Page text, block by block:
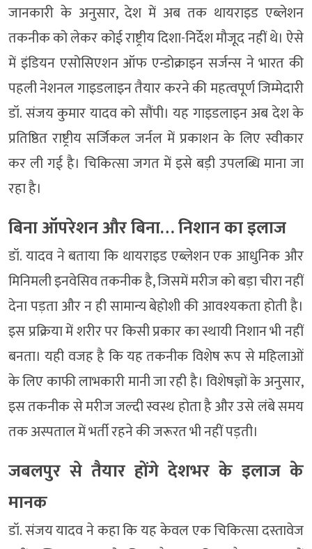
जानकारी के अनुसार, देश में अब तक थायराइड एब्लेशन
तकनीक को लेकर कोई राष्ट्रीय दिशा-निर्देश मौजूद नहीं थे। ऐसे
में इंडियन एसोसिएशन ऑफ एन्डोक्राइन सर्जन्स ने भारत की
पहली नेशनल गाइडलाइन तैयार करने की महत्वपूर्ण जिम्मेदारी
डॉ. संजय कुमार यादव को सौंपी। यह गाइडलाइन अब देश के
प्रतिष्ठित राष्ट्रीय सर्जिकल जर्नल में प्रकाशन के लिए स्वीकार
कर ली गई है। चिकित्सा जगत में इसे बड़ी उपलब्धि माना जा
रहा है।
बिना ऑपरेशन और बिना… निशान का इलाज
डॉ. यादव ने बताया कि थायराइड एब्लेशन एक आधुनिक और
मिनिमली इनवेसिव तकनीक है, जिसमें मरीज को बड़ा चीरा नहीं
देना पड़ता और न ही सामान्य बेहोशी की आवश्यकता होती है।
इस प्रक्रिया में शरीर पर किसी प्रकार का स्थायी निशान भी नहीं
बनता। यही वजह है कि यह तकनीक विशेष रूप से महिलाओं
के लिए काफी लाभकारी मानी जा रही है। विशेषज्ञों के अनुसार,
इस तकनीक से मरीज जल्दी स्वस्थ होता है और उसे लंबे समय
तक अस्पताल में भर्ती रहने की जरूरत भी नहीं पड़ती।
जबलपुर से तैयार होंगे देशभर के इलाज के
मानक
डॉ. संजय यादव ने कहा कि यह केवल एक चिकित्सा दस्तावेज